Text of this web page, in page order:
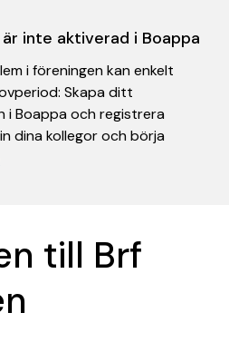
inte aktiverad i Boappa
i föreningen kan enkelt
Skapa ditt
i Boappa och registrera
dina kollegor och börja
till Brf